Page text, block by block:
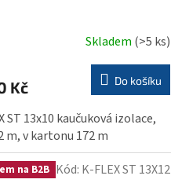
Skladem (>5 ks)
Kč Do košíku
ST 13x10 kaučuková izolace,
m, v kartonu 172 m
na B2B Kód: K-FLEX ST 13X12